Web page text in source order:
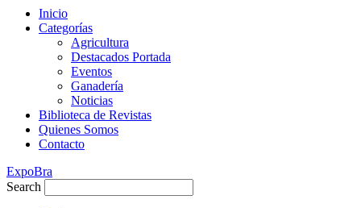
Inicio
Categorías
Agricultura
Destacados Portada
Eventos
Ganadería
Noticias
Biblioteca de Revistas
Quienes Somos
Contacto
ExpoBra
Search